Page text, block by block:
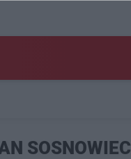
SOSNOWIEC